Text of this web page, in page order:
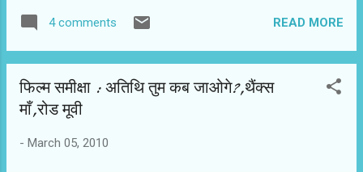
अ टाइम इन मुंबई और गोलमाल-3 निर्माण के विभिन्न चरणों में हैं।
लंबे समय के बाद अजय देवगन की एक्शन फिल्म दिसंबर में आरंभ
करेंगे। [काफी व्यस्त है शेड्यूल] बगैर शोरगुल और मीडिया हाइप
के अजय देवगन अपने काम में मशगूल रहते हैं। शूटिंग ने इतना
पिछले दिनों तमिलनाडु के मदुरै शहर में गरम हवा के सेट पर उनसे
4 comments READ MORE
फिल्म समीक्षा : अतिथि तुम कब जाओगे?,थैंक्स
माँ,रोड मूवी
- March 05, 2010